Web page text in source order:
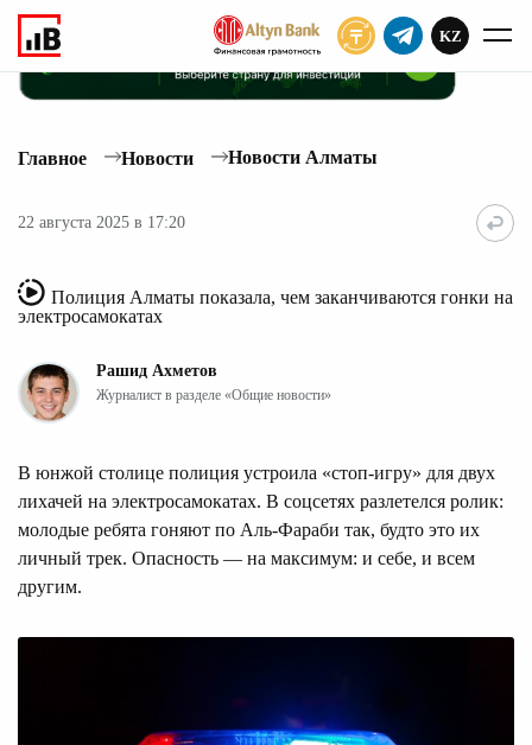
KZ
Главное Новости Новости Алматы
22 августа 2025 в 17:20
Полиция Алматы показала, чем заканчиваются гонки на
электросамокатах
Рашид Ахметов
Журналист в разделе «Общие новости»
В юнжой столице полиция устроила «стоп-игру» для двух
лихачей на электросамокатах. В соцсетях разлетелся ролик:
молодые ребята гоняют по Аль-Фараби так, будто это их
личный трек. Опасность — на максимум: и себе, и всем
другим.